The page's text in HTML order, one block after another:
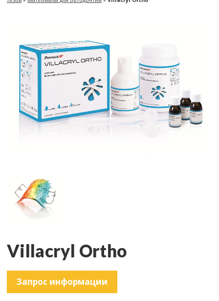
Villacryl Ortho
За­прос ин­фор­ма­ции